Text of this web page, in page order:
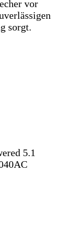
vor
sorgt.
5.1